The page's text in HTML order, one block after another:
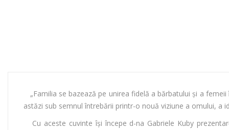
„Familia se bazează pe unirea fidelă a bărbatului şi a
astăzi sub semnul întrebării printr-o nouă viziune a omului, a
Cu aceste cuvinte își începe d-na Gabriele Kuby